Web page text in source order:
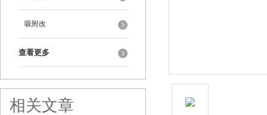
吸附改
查看更多
相关文章